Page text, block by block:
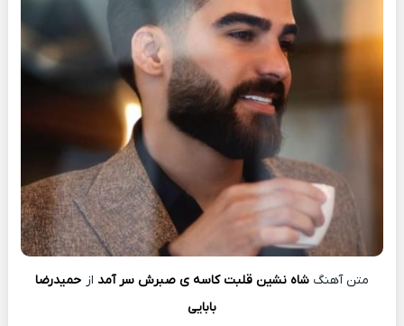
متن آهنگ شاه نشین قلبت کاسه ی صبرش سر آمد از حمیدرضا
بابایی